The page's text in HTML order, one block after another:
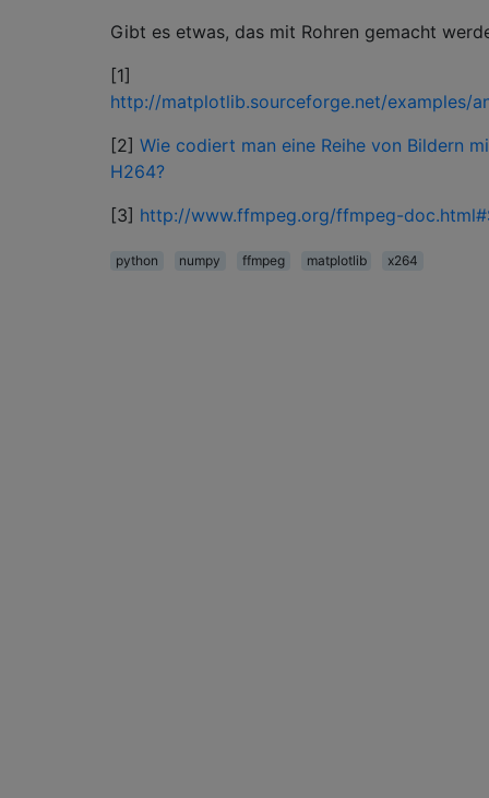
Gibt es etwas, das mit Rohren gemacht
[1]
http://matplotlib.sourceforge.net/examples/
[2] Wie codiert man eine Reihe von Bildern
H264?
[3] http://www.ffmpeg.org/ffmpeg-
python numpy ffmpeg matplotlib x264